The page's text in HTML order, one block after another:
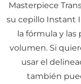
Masterpiece
su cepillo Instant
la fórmula y
volumen. Si
usar el
también